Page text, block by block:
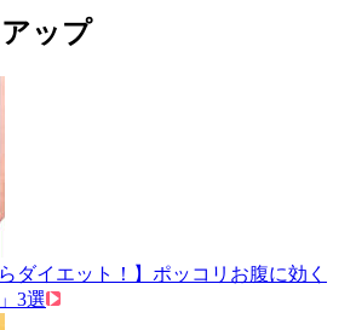
ップ
ダイエット！】ポッコリお腹に効く
3選